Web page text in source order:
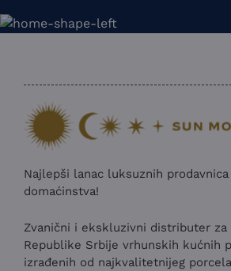
Najlepši lanac luksuznih
domaćinstva!
Zvanični i ekskluzivni distributer
Republike Srbije vrhunskih kućnih
izrađenih od najkvalitetnijeg